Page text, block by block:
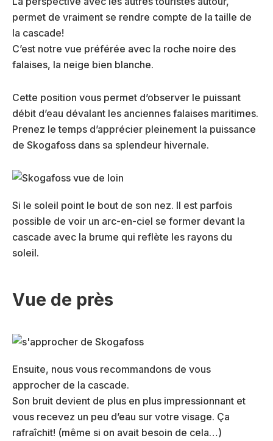
permet de vraiment se rendre compte de la taille de
la cascade!
C’est notre vue préférée avec la roche noire des
falaises, la neige bien blanche.
Cette position vous permet d’observer le puissant
débit d’eau dévalant les anciennes falaises maritimes.
Prenez le temps d’apprécier pleinement la puissance
de Skogafoss dans sa splendeur hivernale.
Si le soleil point le bout de son nez. Il est parfois
possible de voir un arc-en-ciel se former devant la
cascade avec la brume qui reflète les rayons du
soleil.
Vue de près
Ensuite, nous vous recommandons de vous
approcher de la cascade.
Son bruit devient de plus en plus impressionnant et
vous recevez un peu d’eau sur votre visage. Ça
rafraîchit! (même si on avait besoin de cela…)